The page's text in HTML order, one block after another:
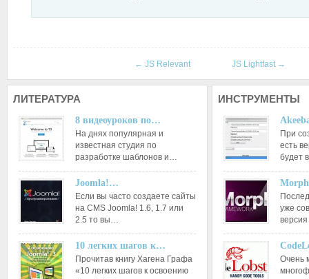
← JS Relevant JS Lightfast →
ЛИТЕРАТУРА
8 видеоуроков по…
На днях популярная и
известная студия по
разработке шаблонов и…
Joomla!…
Если вы часто создаете сайты
на CMS Joomla! 1.6, 1.7 или
2.5 то вы…
10 легких шагов к…
Прочитав книгу Хагена Графа
«10 легких шагов к освоению
ИНСТРУМЕНТЫ
При
есть
будет
уже
Очень